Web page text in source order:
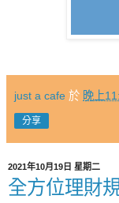
just a cafe 於 晚上
分享
2021年10月19日 星期二
全方位理財